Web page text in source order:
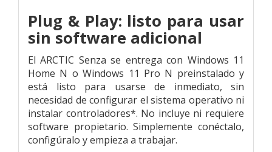
Plug & Play: listo para usar
sin software adicional
El ARCTIC Senza se entrega con Windows 11
Home N o Windows 11 Pro N preinstalado y
está listo para usarse de inmediato, sin
necesidad de configurar el sistema operativo ni
instalar controladores*. No incluye ni requiere
software propietario. Simplemente conéctalo,
configúralo y empieza a trabajar.